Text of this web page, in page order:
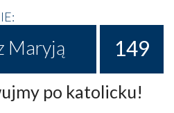
Maryją 149
po katolicku!